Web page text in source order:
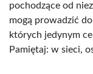
pochodzące od
mogą prowadzić
których jedynym
Pamiętaj: w sieci,